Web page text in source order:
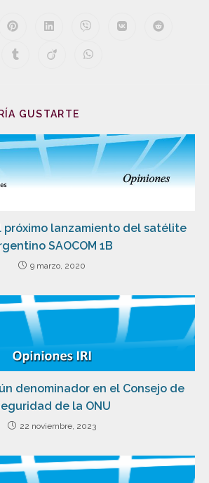
GUSTARTE
próximo lanzamiento del satélite
SAOCOM 1B
9 marzo, 2020
denominador en el Consejo de
de la ONU
22 noviembre, 2023